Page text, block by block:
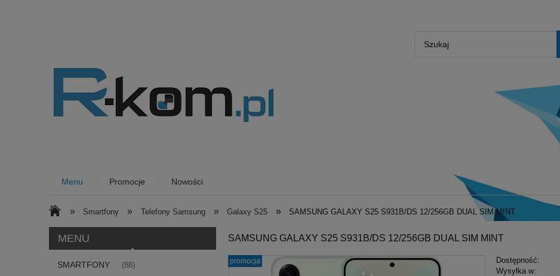
Menu Promocje Nowości
» Smartfony » Telefony Samsung » Galaxy S25 » SAMSUNG GALAXY S25 S931B/DS 12/256GB DUAL SIM MINT
MENU
SMARTFONY (88)
SAMSUNG GALAXY S25 S931B/DS 12/256GB DUAL SIM MINT
promocja Dostępność:
Wysyłka w: